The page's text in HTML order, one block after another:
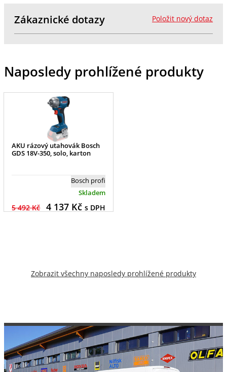
Položit nový dotaz
Zákaznické dotazy
Naposledy prohlížené produkty
AKU rázový utahovák Bosch
GDS 18V-350, solo, karton
Bosch profi
Skladem
5 492 Kč 4 137Kč s DPH
Zobrazit všechny naposledy prohlížené produkty